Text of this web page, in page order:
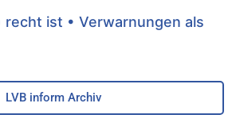
recht ist • Verwarnungen als
LVB inform Archiv